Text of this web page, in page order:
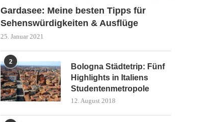
Gardasee: Meine besten Tipps für
Sehenswürdigkeiten & Ausflüge
25. Januar 2021
2
Bologna Städtetrip: Fünf
Highlights in Italiens
Studentenmetropole
12. August 2018